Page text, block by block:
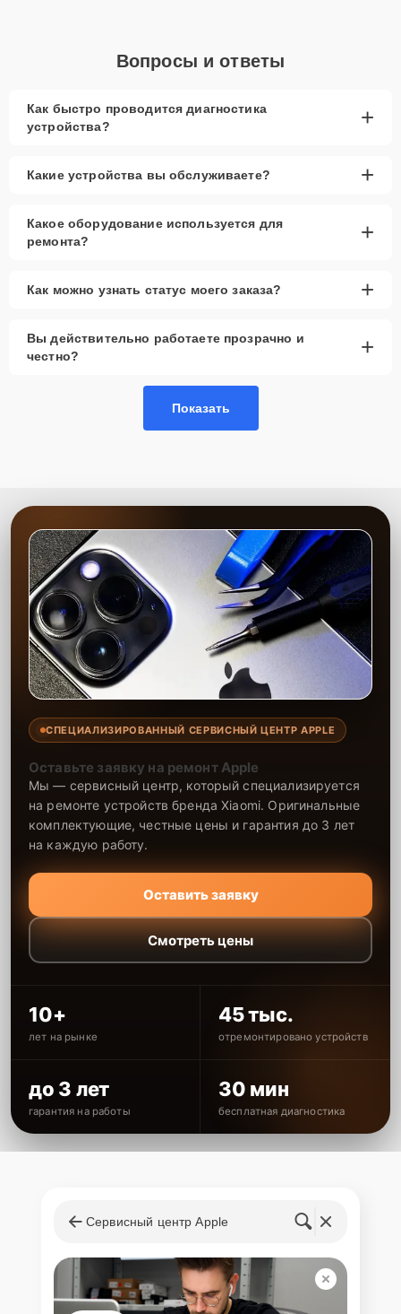
Гарантия качества– уверенность в результате
Сервисный центр Apple-Profi-Fix гарантирует профессиональный
подход к ремонту вашей техники. Наши специалисты обладают
проверенные запчасти, чтобы продлить срок службы устройства.
ремонт, но и гарантию на срок до 3 лет.
Вопросы и ответы
Как быстро проводится диагностика
устройства?
+
Какие устройства вы обслуживаете? +
Какое оборудование используется для
ремонта?
+
Как можно узнать статус моего заказа? +
Вы действительно работаете прозрачно и
честно?
+
Показать
СПЕЦИАЛИЗИРОВАННЫЙ СЕРВИСНЫЙ ЦЕНТР APPLE
Оставьте заявку на ремонт Apple
Мы — сервисный центр, который специализируется
на ремонте устройств бренда Xiaomi. Оригинальные
комплектующие, честные цены и гарантия до 3 лет
на каждую работу.
Оставить заявку
Смотреть цены
10+
лет на рынке
45 тыс.
отремонтировано устройств
до 3 лет
гарантия на работы
30 мин
бесплатная диагностика
Сервисный центр Apple